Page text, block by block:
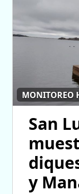
MONITOREO
San
y